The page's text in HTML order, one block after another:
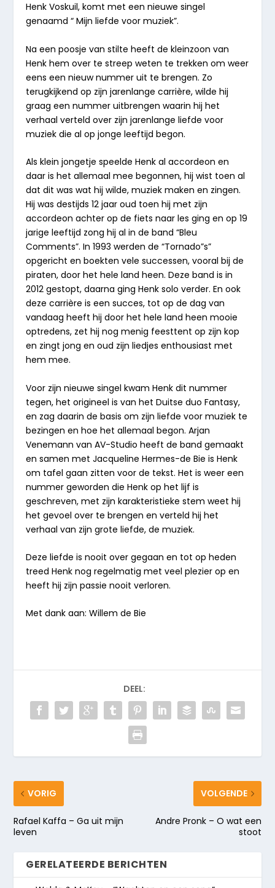
Henk Voskuil, komt met een nieuwe singel
genaamd “Mijn liefde voor muziek”.
Na een poosje van stilte heeft de kleinzoon van
Henk hem over te streep weten te trekken om weer
eens een nieuw nummer uit te brengen. Zo
terugkijkend op zijn jarenlange carrière, wilde hij
graag een nummer uitbrengen waarin hij het
verhaal verteld over zijn jarenlange liefde voor
muziek die al op jonge leeftijd begon.
Als klein jongetje speelde Henk al accordeon en
daar is het allemaal mee begonnen, hij wist toen al
dat dit was wat hij wilde, muziek maken en zingen.
Hij was destijds 12 jaar oud toen hij met zijn
accordeon achter op de fiets naar les ging en op 19
jarige leeftijd zong hij al in de band “Bleu
Comments”. In 1993 werden de “Tornado”s”
opgericht en boekten vele successen, vooral bij de
piraten, door het hele land heen. Deze band is in
2012 gestopt, daarna ging Henk solo verder. En ook
deze carrière is een succes, tot op de dag van
vandaag heeft hij door het hele land heen mooie
optredens, zet hij nog menig feesttent op zijn kop
en zingt jong en oud zijn liedjes enthousiast met
hem mee.
Voor zijn nieuwe singel kwam Henk dit nummer
tegen, het origineel is van het Duitse duo Fantasy,
en zag daarin de basis om zijn liefde voor muziek te
bezingen en hoe het allemaal begon. Arjan
Venemann van AV-Studio heeft de band gemaakt
en samen met Jacqueline Hermes-de Bie is Henk
om tafel gaan zitten voor de tekst. Het is weer een
nummer geworden die Henk op het lijf is
geschreven, met zijn karakteristieke stem weet hij
het gevoel over te brengen en verteld hij het
verhaal van zijn grote liefde, de muziek.
Deze liefde is nooit over gegaan en tot op heden
treed Henk nog regelmatig met veel plezier op en
heeft hij zijn passie nooit verloren.
Met dank aan: Willem de Bie
DEEL:
VORIG
Rafael Kaffa – Ga uit mijn
leven
VOLGENDE
Andre Pronk – O wat een
stoot
GERELATEERDE BERICHTEN